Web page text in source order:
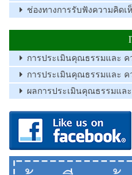
ช่องทางการรับฟังความคิดเ
การประเมินคุณธรรมและ ค
การประเมินคุณธรรมและ ค
ผลการประเมินคุณธรรมแล